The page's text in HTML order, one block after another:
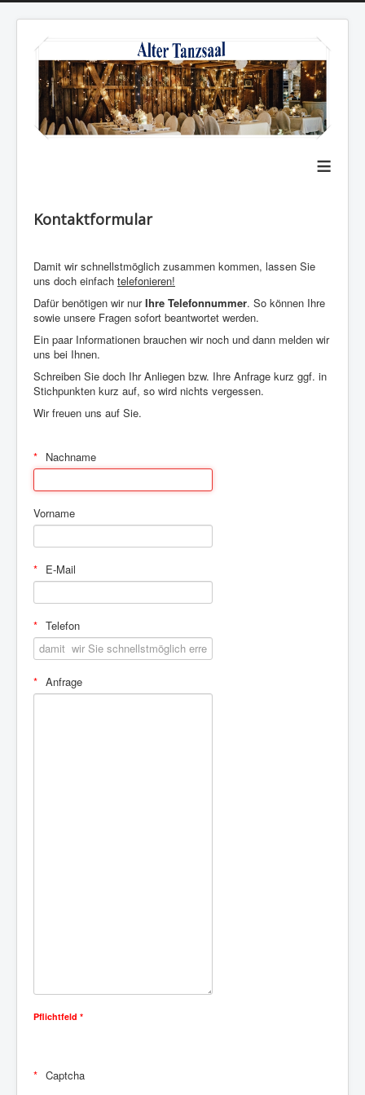
≡
Kontaktformular
Damit wir schnellstmöglich zusammen kommen, lassen Sie
uns doch einfach telefonieren!
Dafür benötigen wir nurIhre Telefonnummer. So können Ihre
sowie unsere Fragen sofort beantwortet werden.
Ein paar Informationen brauchen wir noch und dann melden wir
uns bei Ihnen.
Schreiben Sie doch Ihr Anliegen bzw. Ihre Anfrage kurz ggf. in
Stichpunkten kurz auf, so wird nichts vergessen.
Wir freuen uns auf Sie.
Nachname
Vorname
E-Mail
Telefon
Anfrage
Pflichtfeld *
Captcha